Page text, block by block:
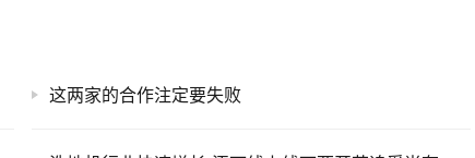
这两家的合作注定要失败